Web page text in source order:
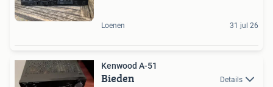
Loenen 31 jul 26
Kenwood A-51
Bieden Details